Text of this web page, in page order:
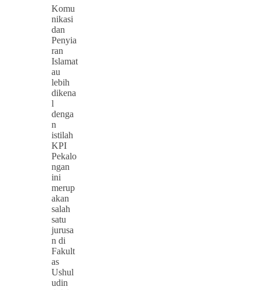
Komu
nikasi
dan
Penyia
ran
Islamat
au
lebih
dikena
l
denga
n
istilah
KPI
Pekalo
ngan
ini
merup
akan
salah
satu
jurusa
n di
Fakult
as
Ushul
udin